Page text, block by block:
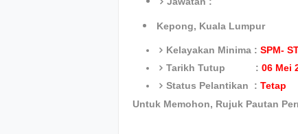
Kepong, Kuala Lumpur
Kelayakan Minima : SPM-
Tarikh Tutup : 06 Mei
Status Pelantikan : Tetap
Untuk Memohon, Rujuk Pautan